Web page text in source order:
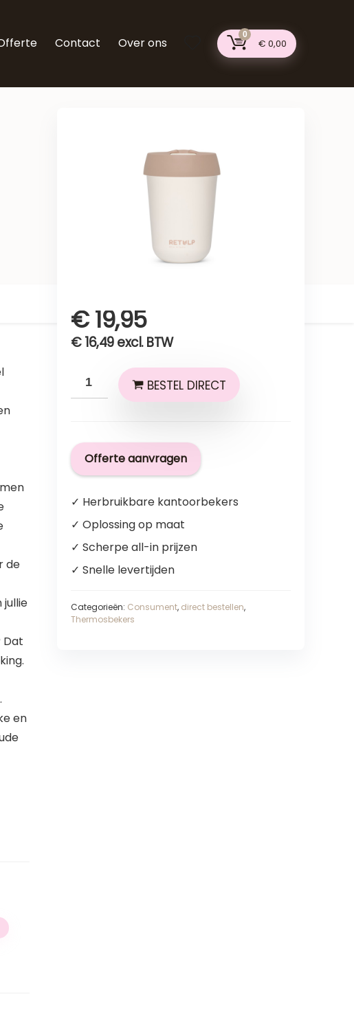
Contact Over ons
0
€ 0,00
€19,95
€16,49 excl. BTW
BESTEL DIRECT
Offerte aanvragen
✓ Herbruikbare kantoorbekers
✓ Oplossing op maat
✓ Scherpe all-in prijzen
✓ Snelle levertijden
Categorieën: Consument, direct bestellen,
Thermosbekers
de
Dat
en